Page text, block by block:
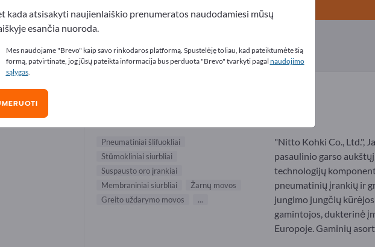
>> publikuokite čia
šlifuokliai tiekėjai (2)
Pneumatiniai šlifuokliai
Stūmokliniai siurbliai
Suspausto oro įrankiai
Membraniniai siurbliai
Žarnų movos
Greito uždarymo movos
...
"Nitto Kohki Co., Ltd.",
pasaulinio garso
technologijų
pneumatinių įrankių ir
jungimo jungčių
gamintojos, dukterinė
Europoje. Gaminių
kada atsisakyti naujienlaiškio prenumeratos naudodamiesi mūsų
esančia nuoroda.
Mes naudojame "Brevo" kaip savo rinkodaros platformą. Spustelėję toliau, kad pateiktumėte šią
formą, patvirtinate, jog jūsų pateikta informacija bus perduota "Brevo" tvarkyti pagal naudojimo
sąlygas.